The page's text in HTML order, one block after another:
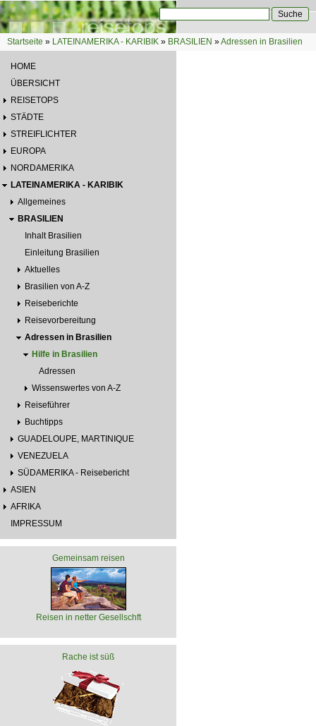
Direkt zum Inhalt
Suchformular
Sie sind hier
Startseite » LATEINAMERIKA - KARIBIK » BRASILIEN »Adressen in Brasilien
HOME
ÜBERSICHT
REISETOPS
STÄDTE
STREIFLICHTER
EUROPA
NORDAMERIKA
LATEINAMERIKA - KARIBIK
Allgemeines
BRASILIEN
Inhalt Brasilien
Einleitung Brasilien
Aktuelles
Brasilien von A-Z
Reiseberichte
Reisevorbereitung
Adressen in Brasilien
Hilfe in Brasilien
Adressen
Wissenswertes von A-Z
Reiseführer
Buchtipps
GUADELOUPE, MARTINIQUE
VENEZUELA
SÜDAMERIKA - Reisebericht
ASIEN
AFRIKA
IMPRESSUM
Gemeinsam reisen
Reisen in netter Gesellschft
Rache ist süß